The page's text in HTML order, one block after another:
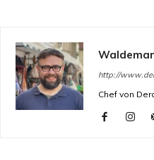
Waldemar
http://
Chef von